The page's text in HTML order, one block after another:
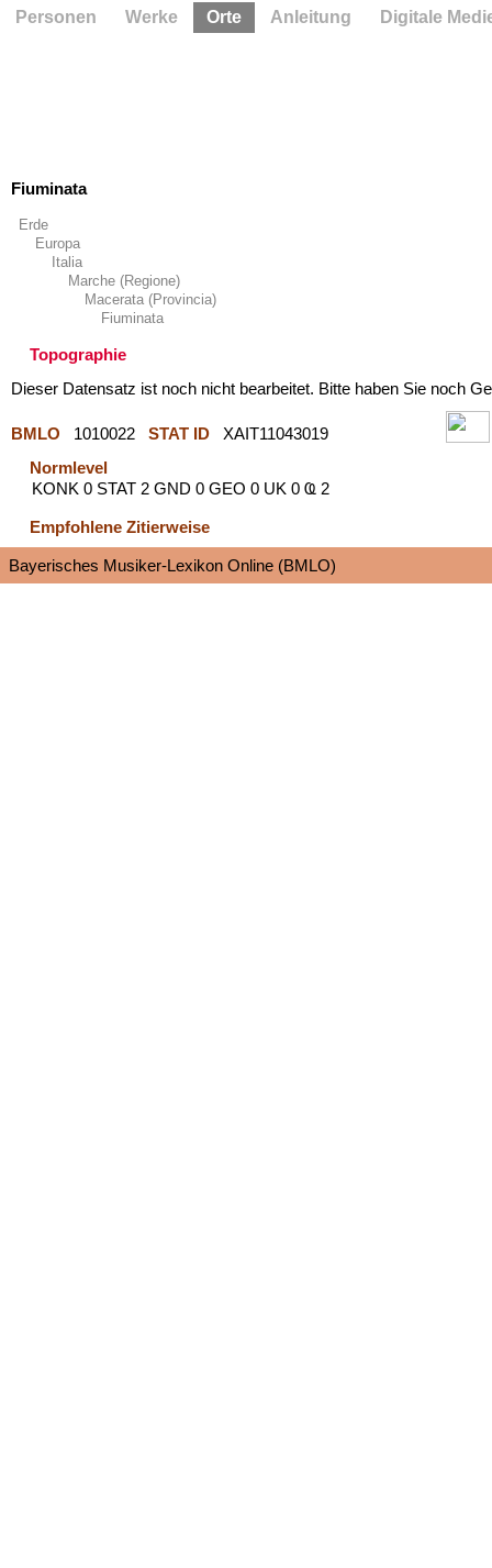
Fiuminata
Erde
Europa
Italia
Marche (Regione)
Macerata (Provincia)
Fiuminata
Topographie
Dieser Datensatz ist noch nicht bearbeitet. Bitte haben Sie noch
BMLO 1010022 STAT ID
XAIT11043019
Normlevel
KONK 0 STAT 2 GND 0 GEO 0 UK 0 Ҩ 2
Empfohlene Zitierweise
Bayerisches Musiker-Lexikon Online (BMLO)
Personen Werke Orte Anleitung Digitale